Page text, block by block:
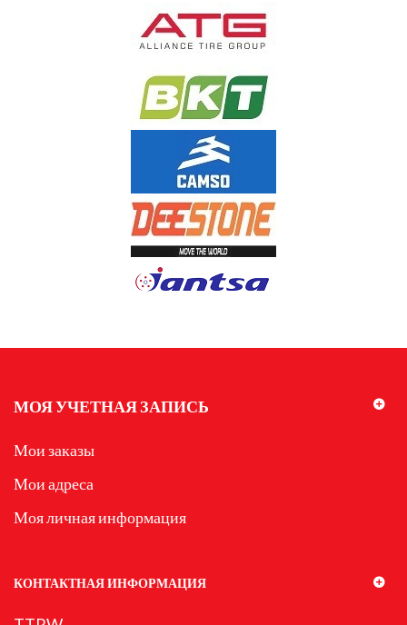
МОЯ УЧЕТНАЯ ЗАПИСЬ
Мои заказы
Мои адреса
Моя личная информация
КОНТАКТНАЯ ИНФОРМАЦИЯ